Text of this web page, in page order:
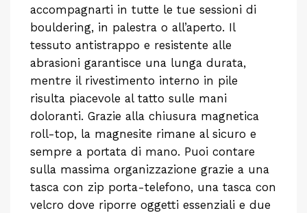
accompagnarti in tutte le tue sessioni di
bouldering, in palestra o all’aperto. Il
tessuto antistrappo e resistente alle
abrasioni garantisce una lunga durata,
mentre il rivestimento interno in pile
risulta piacevole al tatto sulle mani
doloranti. Grazie alla chiusura magnetica
roll-top, la magnesite rimane al sicuro e
sempre a portata di mano. Puoi contare
sulla massima organizzazione grazie a una
tasca con zip porta-telefono, una tasca con
velcro dove riporre oggetti essenziali e due